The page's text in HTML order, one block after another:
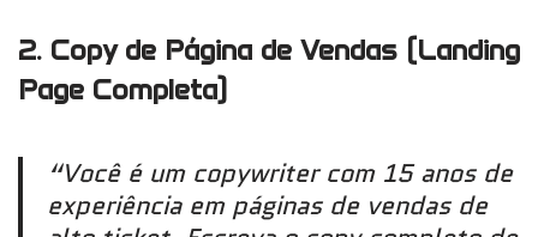
2. Copy de Página de Vendas (Landing
Page Completa)
“Você é um copywriter com 15 anos de
experiência em páginas de vendas de